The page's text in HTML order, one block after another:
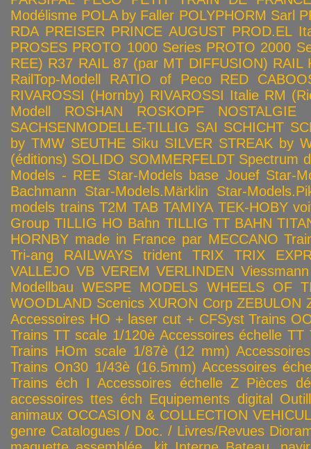
Modélisme POLA by Faller POLYPHORM Sarl
RDA PREISER PRINCE AUGUST PROD.EL
PROSES PROTO 1000 Series PROTO 2000
REE) R37 RAIL 87 (par MT DIFFUSION) RAIL
RailTop-Modell
RATIO of Peco
RED
RIVAROSSI (Hornby) RIVAROSSI Italie RM
Modell
ROSHAN ROSKOPF NOSTALGIE
SACHSENMODELLE-TILLIG SAI SCHICHT
by TMW SEUTHE Siku SILVER STREAK by
(éditions) SOLIDO SOMMERFELDT Spectrum
Models - REE Star-Models base Jouef Star-
Bachmann
Star-Models.Märklin
Star-
models trains T2M TAB TAMIYA TEK-HOBY
Group TILLIG HO Bahn TILLIG TT BAHN
HORNBY made in France par MECCANO
Tri-ang RAILWAYS
trident TRIX
TRIX
VALLEJO VB VEREM VERLINDEN Viessmann
Modellbau WESPE MODELS WHEELS OF
WOODLAND Scenics XURON Corp ZEBULON
Accessoires HO + laser cut + CFSyst Trains
Trains TT scale 1/120è Accessoires échelle TT
Trains HOm scale 1/87è (12 mm)
Trains On30 1/43è (16.5mm) Accessoires
Trains éch I Accessoires échelle Z Pièces
accessoires ttes éch Equipements digital
animaux OCCASION & COLLECTION
genre Catalogues / Doc. / Livres/Revues